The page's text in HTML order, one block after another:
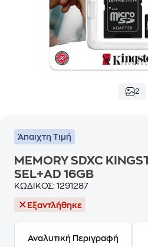
2
Άπαιχτη Τιμή
MEMORY SDXC
SEL+AD 16GB
ΚΩΔΙΚΟΣ: 1291287
Εξαντλήθηκε
Αναλυτική Περιγραφή